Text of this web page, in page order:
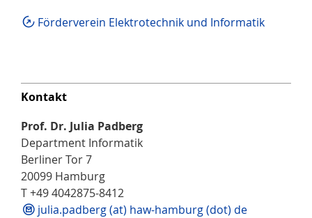
Förderverein Elektrotechnik und Informatik
Kontakt
Prof. Dr. Julia Padberg
Department Informatik
Berliner Tor 7
20099 Hamburg
T +49 4042875-8412
julia.padberg (at) haw-hamburg (dot) de